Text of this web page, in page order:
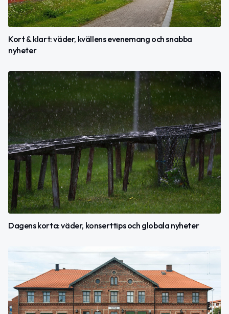
Kort & klart: väder, kvällens evenemang och snabba
nyheter
Dagens korta: väder, konserttips och globala nyheter